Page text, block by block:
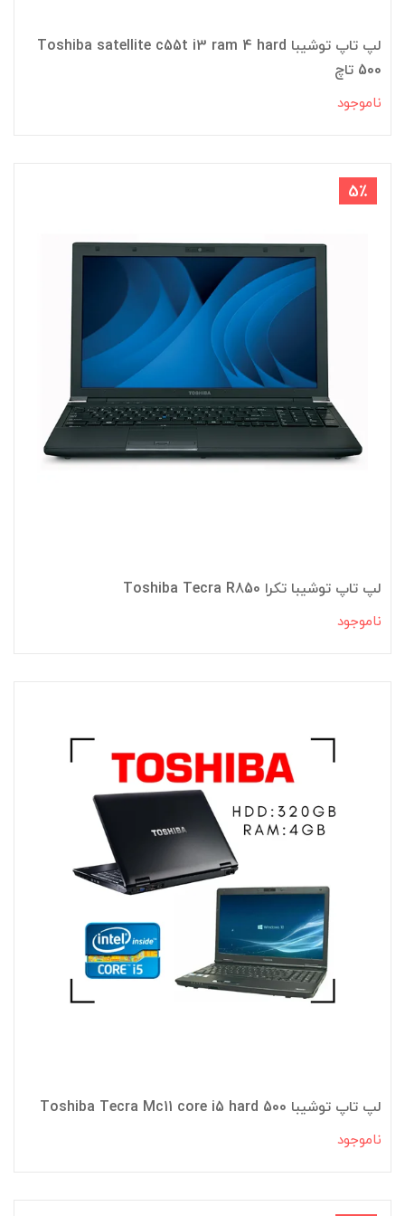
لپ تاپ توشیبا Toshiba satellite c55t i3 ram 4 hard
500 تاچ
ناموجود
5٪
لپ تاپ توشیبا تکرا Toshiba Tecra R850
ناموجود
لپ تاپ توشیبا Toshiba Tecra Mc11 core i5 hard 500
ناموجود